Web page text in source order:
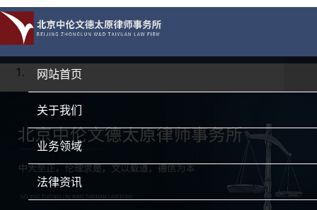
网站首页
关于我们
业务领域
法律资讯